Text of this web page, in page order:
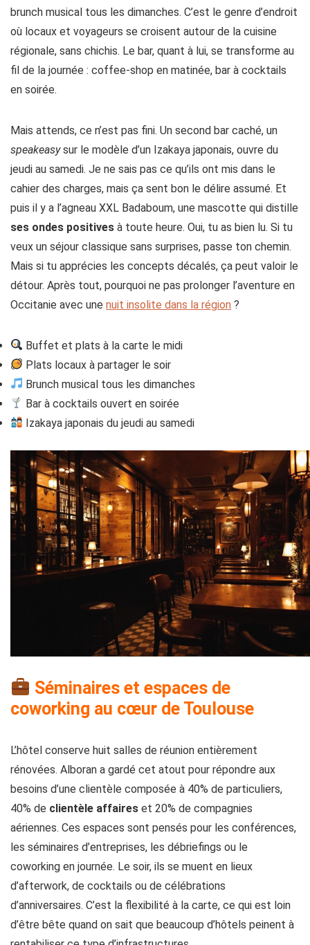
brunch musical tous les dimanches. C’est le genre d’endroit
où locaux et voyageurs se croisent autour de la cuisine
régionale, sans chichis. Le bar, quant à lui, se transforme au
fil de la journée : coffee-shop en matinée, bar à cocktails
en soirée.
Mais attends, ce n’est pas fini. Un second bar caché, un
speakeasysur le modèle d’un Izakaya japonais, ouvre du
jeudi au samedi. Je ne sais pas ce qu’ils ont mis dans le
cahier des charges, mais ça sent bon le délire assumé. Et
puis il y a l’agneau XXL Badaboum, une mascotte qui distille
ses ondes positives à toute heure. Oui, tu as bien lu. Si tu
veux un séjour classique sans surprises, passe ton chemin.
Mais si tu apprécies les concepts décalés, ça peut valoir le
détour. Après tout, pourquoi ne pas prolonger l’aventure en
Occitanie avec une nuit insolite dans la région ?
Buffet et plats à la carte le midi
Plats locaux à partager le soir
Brunch musical tous les dimanches
Bar à cocktails ouvert en soirée
Izakaya japonais du jeudi au samedi
Séminaires et espaces de
coworking au cœur de Toulouse
L’hôtel conserve huit salles de réunion entièrement
rénovées. Alboran a gardé cet atout pour répondre aux
besoins d’une clientèle composée à 40% de particuliers,
40% de clientèle affaires et 20% de compagnies
aériennes. Ces espaces sont pensés pour les conférences,
les séminaires d’entreprises, les débriefings ou le
coworking en journée. Le soir, ils se muent en lieux
d’afterwork, de cocktails ou de célébrations
d’anniversaires. C’est la flexibilité à la carte, ce qui est loin
d’être bête quand on sait que beaucoup d’hôtels peinent à